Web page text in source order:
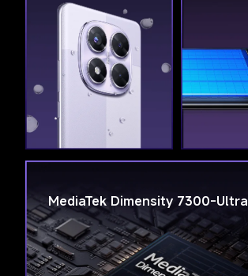
MediaTek Dimensity 7300-Ultra